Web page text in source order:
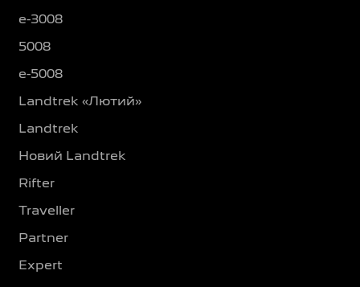
e-3008
5008
e-5008
Landtrek «Лютий»
Landtrek
Новий Landtrek
Rifter
Traveller
Partner
Expert